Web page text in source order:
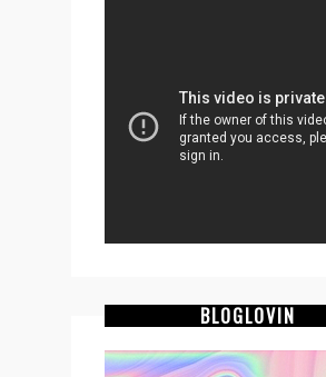
BLOGLOVIN